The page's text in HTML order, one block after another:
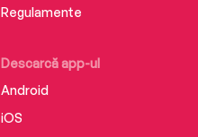
Descarcă app-ul
Android
iOS
Regulamente